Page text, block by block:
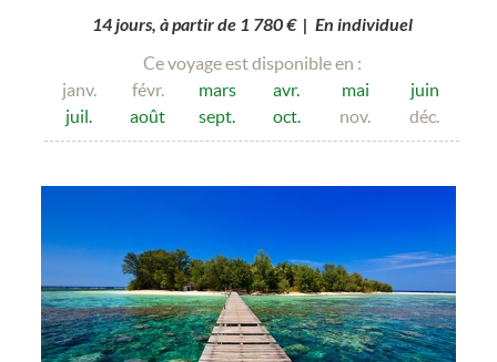
14 jours, à partir de 1 780 € | En individuel
Ce voyage est disponible en :
janv.
févr. mars avr. mai
juin
juil.
août sept. oct. nov. déc.